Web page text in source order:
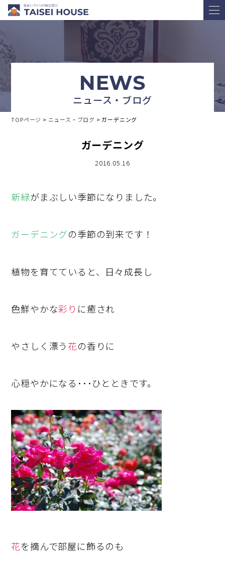
NEWS
ニュース・ブログ
TOPページ > ニュース・ブログ >ガーデニング
ガーデニング
2016.05.16
新緑がまぶしい季節になりました。
ガーデニングの季節の到来です！
植物を育てていると、日々成長し
色鮮やかな彩 り に癒され
やさしく漂う 花の香りに
心穏やかになる･･･ひとときです。
花を摘んで部屋に飾るのも